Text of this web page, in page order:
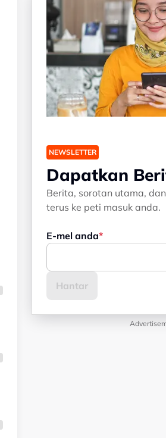
NEWSLETTER
Dapatkan
Berita, sorotan utama,
terus ke peti masuk anda.
E-mel anda